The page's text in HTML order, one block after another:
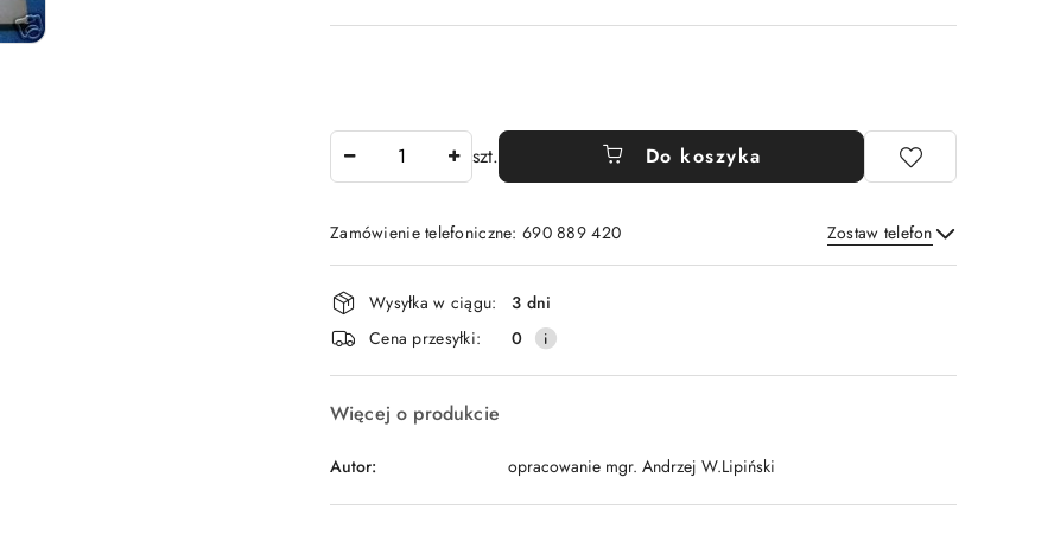
szt. Do koszyka
Zamówienie telefoniczne: 690 889 420 Zostaw telefon
Wyślij
Dostępność
i
dostawa
Wysyłka w ciągu:
3 dni
Cena przesyłki:
0
Więcej o produkcie
Autor: opracowanie mgr. Andrzej W.Lipiński